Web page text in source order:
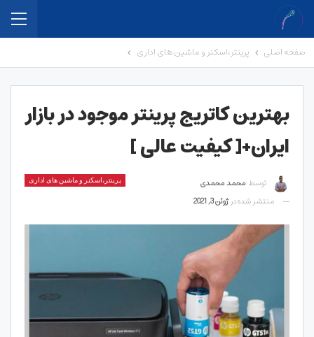
صفحه اصلی پرینتر،اسکنر و ماشین های اداری
بهترین کاتریج پرینتر موجود در بازار
ایران+[ کیفیت عالی ]
پرینتر،اسکنر و ماشین های اداری توسط محمد محمدی
منتشر شده در ژوئن 3, 2021